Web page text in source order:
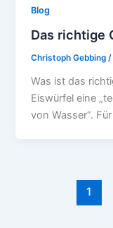
Blog
Das richtige
Christoph Gebbing/
Was ist das
Eiswürfel eine
von Wasser“.
1